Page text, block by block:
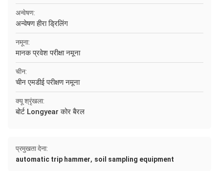
अन्वेषण:
अन्वेषण हीरा ड्रिलिंग
नमूना:
मानक प्रवेश परीक्षा नमूना
चीन:
चीन एमडीई परीक्षण नमूना
क्यू श्रृंखला:
बोर्ट Longyear कोर बैरल
प्रमुखता देना:
automatic trip hammer, soil sampling equipment